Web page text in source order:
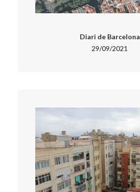
Diari de Barcelona
29/09/2021